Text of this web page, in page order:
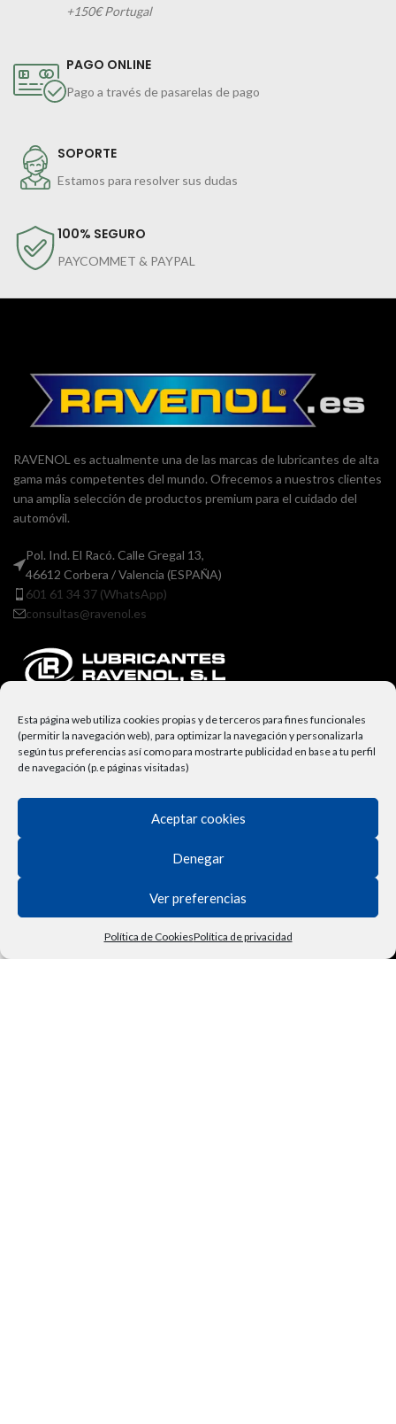
Esta página web utiliza cookies propias y de terceros para fines funcionales
(permitir la navegación web), para optimizar la navegación y personalizarla
según tus preferencias así como para mostrarte publicidad en base a tu perfil
de navegación (p.e páginas visitadas)
Aceptar cookies
Denegar
Ver preferencias
Política de CookiesPolítica de privacidad
+150€ Portugal
PAGO ONLINE
Pago a través de pasarelas de pago
SOPORTE
Estamos para resolver sus dudas
100% SEGURO
PAYCOMMET & PAYPAL
RAVENOL es actualmente una de las marcas de lubricantes de alta
gama más competentes del mundo. Ofrecemos a nuestros clientes
una amplia selección de productos premium para el cuidado del
automóvil.
Pol. Ind. El Racó. Calle Gregal 13,
46612 Corbera / Valencia (ESPAÑA)
601 61 34 37 (WhatsApp)
consultas@ravenol.es
Lubricantes Ravenol
Términos y Condiciones
Derecho de Desisitimiento
Política de Privacidad
CarritoMi cuentaVehículo